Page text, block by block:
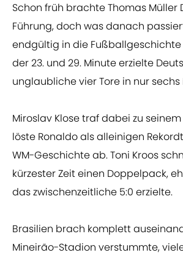
Schon früh brachte Thomas Müller
Führung, doch was danach
endgültig in die Fußballgeschichte
der 23. und 29. Minute erzielte
unglaubliche vier Tore in nur sechs
Miroslav Klose traf dabei zu seinem
löste Ronaldo als alleinigen
WM-Geschichte ab. Toni Kroos
kürzester Zeit einen Doppelpack,
das zwischenzeitliche 5:0 erzielte.
Brasilien brach komplett
Mineirão-Stadion verstummte,